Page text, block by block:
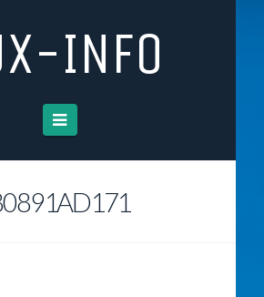
INFO
Navigation